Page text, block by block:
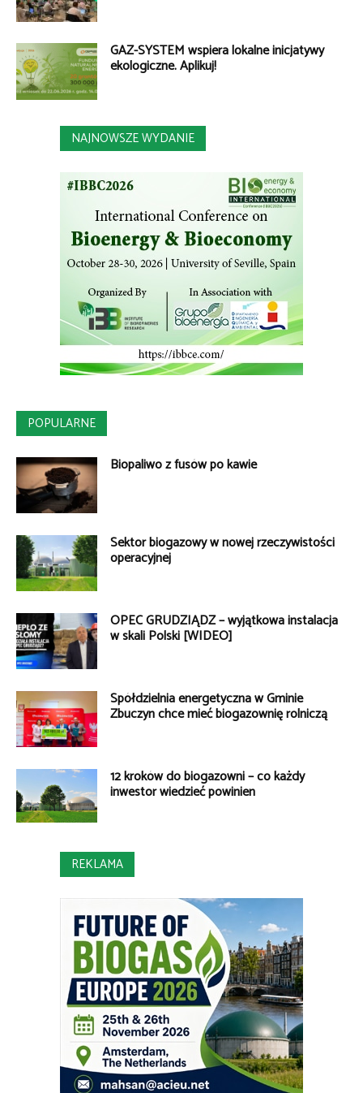
GAZ-SYSTEM wspiera lokalne inicjatywy
ekologiczne. Aplikuj!
NAJNOWSZE WYDANIE
POPULARNE
Biopaliwo z fusów po kawie
Sektor biogazowy w nowej rzeczywistości
operacyjnej
OPEC GRUDZIĄDZ – wyjątkowa instalacja
w skali Polski [WIDEO]
Spółdzielnia energetyczna w Gminie
Zbuczyn chce mieć biogazownię rolniczą
12 kroków do biogazowni – co każdy
inwestor wiedzieć powinien
REKLAMA